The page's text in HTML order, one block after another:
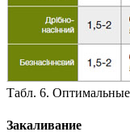
Табл. 6.
Закаливание